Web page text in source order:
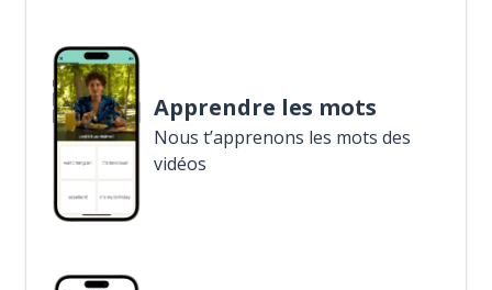
Apprendre les mots
Nous t’apprenons les mots des
vidéos